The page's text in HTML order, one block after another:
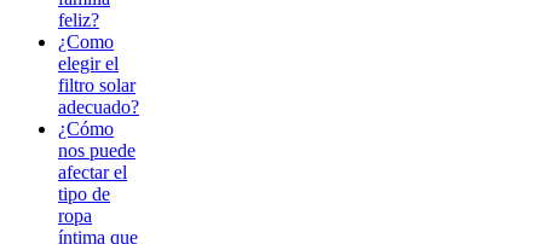
feliz?
¿Como
elegir el
filtro solar
adecuado?
¿Cómo
nos puede
afectar el
tipo de
ropa
íntima que